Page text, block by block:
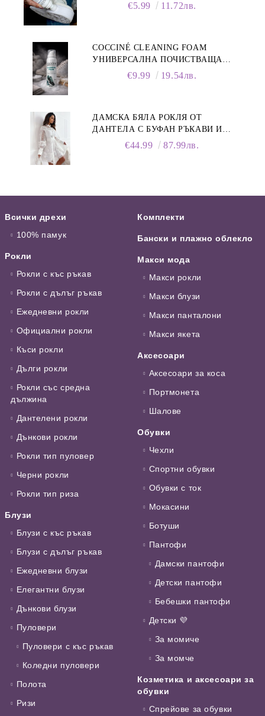
€5.99 11.72лв.
COCCINÉ CLEANING FOAM
УНИВЕРСАЛНА ПОЧИСТВАЩА
ПЯНА ЗА ОБУВКИ, 150 МЛ
€9.99 19.54лв.
ДАМСКА БЯЛА РОКЛЯ ОТ
ДАНТЕЛА С БУФАН РЪКАВИ И
€44.99 87.99лв.
Всички дрехи
100% памук
Рокли
Рокли с къс ръкав
Рокли с дълъг ръкав
Ежедневни рокли
Официални рокли
Къси рокли
Дълги рокли
Рокли със средна
дължина
Дантелени рокли
Дънкови рокли
Рокли тип пуловер
Черни рокли
Рокли тип риза
Блузи
Блузи с къс ръкав
Блузи с дълъг ръкав
Ежедневни блузи
Елегантни блузи
Дънкови блузи
Пуловери
Пуловери с къс ръкав
Коледни пуловери
Полота
Ризи
Комплекти
Бански и плажно облекло
Макси мода
Макси рокли
Макси блузи
Макси панталони
Макси якета
Аксесоари
Аксесоари за коса
Портмонета
Шалове
Обувки
Чехли
Спортни обувки
Обувки с ток
Мокасини
Ботуши
Пантофи
Дамски пантофи
Детски пантофи
Бебешки пантофи
Детски 💜
За момиче
За момче
Козметика и аксесоари за
обувки
Спрейове за обувки